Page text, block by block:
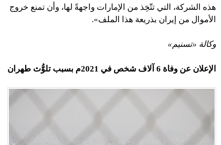
هذه الشركة، التي تتّخِذ من الإمارات واجهةً لها، وأن تمنع خروج
الأموال من إيران بذريعة هذا الملف».
وكالة «تسنيم»
الإعلان عن وفاة 6 آلاف شخص في 2021م بسبب تلوُّث طهران